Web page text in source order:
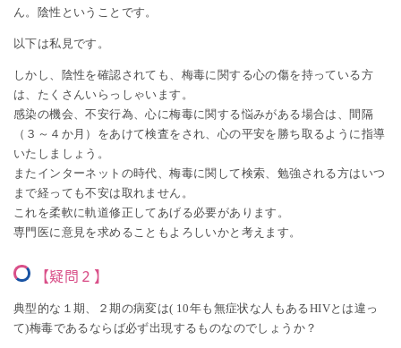
ん。陰性ということです。
以下は私見です。
しかし、陰性を確認されても、梅毒に関する心の傷を持っている方
は、たくさんいらっしゃいます。
感染の機会、不安行為、心に梅毒に関する悩みがある場合は、間隔
（３～４か月）をあけて検査をされ、心の平安を勝ち取るように指導
いたしましょう。
またインターネットの時代、梅毒に関して検索、勉強される方はいつ
まで経っても不安は取れません。
これを柔軟に軌道修正してあげる必要があります。
専門医に意見を求めることもよろしいかと考えます。
【疑問２】
典型的な１期、２期の病変は( 10年も無症状な人もあるHIVとは違っ
て)梅毒であるならば必ず出現するものなのでしょうか？